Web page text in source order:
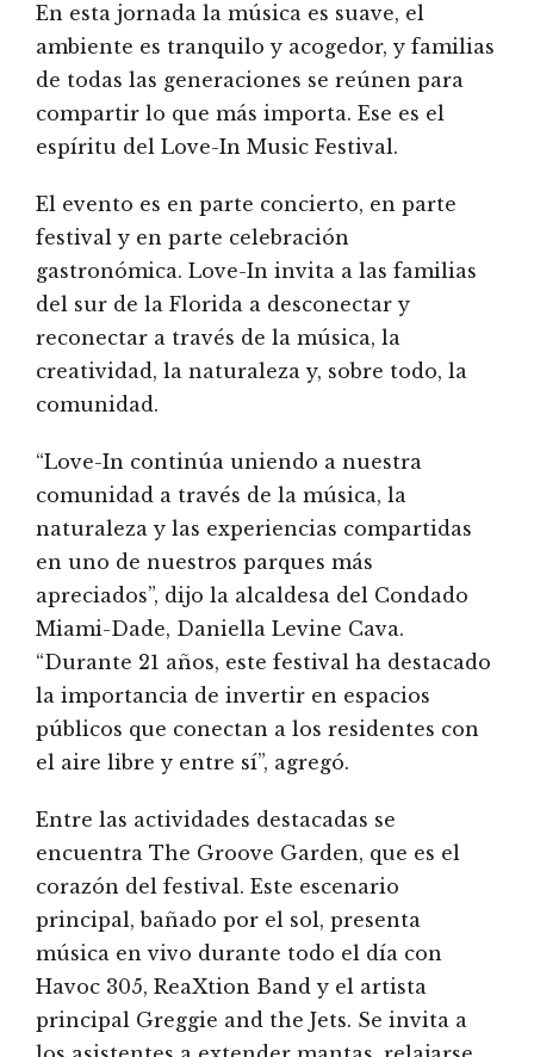
En esta jornada la música es suave, el
ambiente es tranquilo y acogedor, y familias
de todas las generaciones se reúnen para
compartir lo que más importa. Ese es el
espíritu del Love-In Music Festival.
El evento es en parte concierto, en parte
festival y en parte celebración
gastronómica. Love-In invita a las familias
del sur de la Florida a desconectar y
reconectar a través de la música, la
creatividad, la naturaleza y, sobre todo, la
comunidad.
“Love-In continúa uniendo a nuestra
comunidad a través de la música, la
naturaleza y las experiencias compartidas
en uno de nuestros parques más
apreciados”, dijo la alcaldesa del Condado
Miami-Dade, Daniella Levine Cava.
“Durante 21 años, este festival ha destacado
la importancia de invertir en espacios
públicos que conectan a los residentes con
el aire libre y entre sí”, agregó.
Entre las actividades destacadas se
encuentra The Groove Garden, que es el
corazón del festival. Este escenario
principal, bañado por el sol, presenta
música en vivo durante todo el día con
Havoc 305, ReaXtion Band y el artista
principal Greggie and the Jets. Se invita a